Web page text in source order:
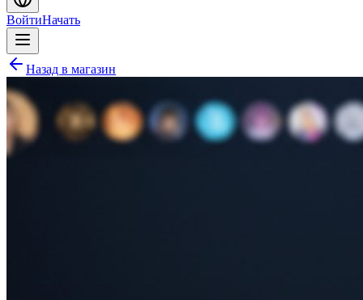
ВойтиНачать
Назад в магазин